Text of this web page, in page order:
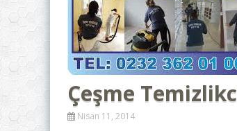
Çeşme
Nisan 11, 2014